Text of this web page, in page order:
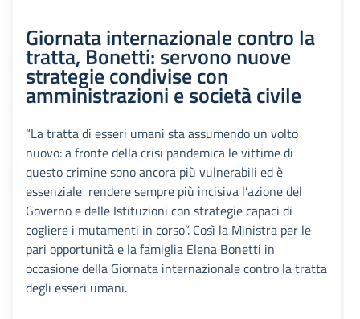
Giornata internazionale contro la
tratta, Bonetti: servono nuove
strategie condivise con
amministrazioni e società civile
“La tratta di esseri umani sta assumendo un volto
nuovo: a fronte della crisi pandemica le vittime di
questo crimine sono ancora più vulnerabili ed è
essenziale rendere sempre più incisiva l’azione del
Governo e delle Istituzioni con strategie capaci di
cogliere i mutamenti in corso”. Così la Ministra per le
pari opportunità e la famiglia Elena Bonetti in
occasione della Giornata internazionale contro la tratta
degli esseri umani.